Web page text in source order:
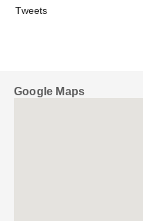
Tweets
Google Maps